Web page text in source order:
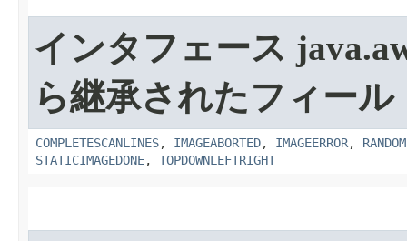
インタフェース
ら継承されたフィール
COMPLETESCANLINES, IMAGEABORTED, IMAGEERROR,
STATICIMAGEDONE, TOPDOWNLEFTRIGHT